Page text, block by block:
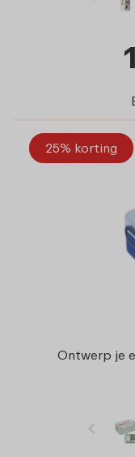
25% korting
Ontwerp je